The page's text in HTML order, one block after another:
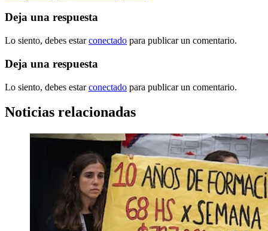
Deja una respuesta
Lo siento, debes estarconectado para publicar un comentario.
Deja una respuesta
Lo siento, debes estarconectado para publicar un comentario.
Noticias relacionadas